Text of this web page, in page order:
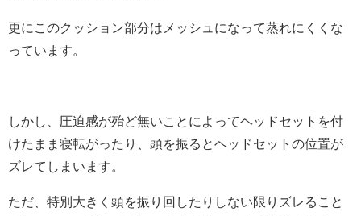
更にこのクッション部分はメッシュになって蒸れにくくな
っています。
しかし、圧迫感が殆ど無いことによってヘッドセットを付
けたまま寝転がったり、頭を振るとヘッドセットの位置が
ズレてしまいます。
ただ、特別大きく頭を振り回したりしない限りズレること